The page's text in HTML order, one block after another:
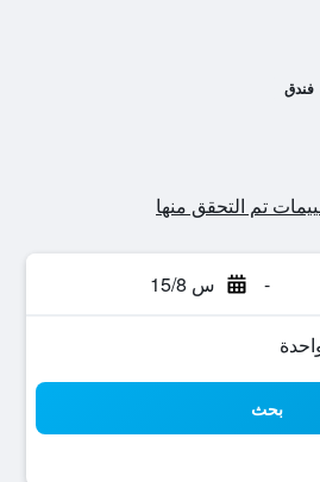
فندق
- س 15/8
بحث